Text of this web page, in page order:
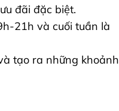
đãi đặc biệt.
21h và cuối tuần là
tạo ra những khoảnh